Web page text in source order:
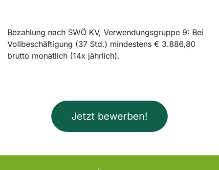
Bezahlung nach SWÖ KV, Verwendungsgruppe 9: Bei
Vollbeschäftigung (37 Std.) mindestens € 3.886,80
brutto monatlich (14x jährlich).
Jetzt bewerben!